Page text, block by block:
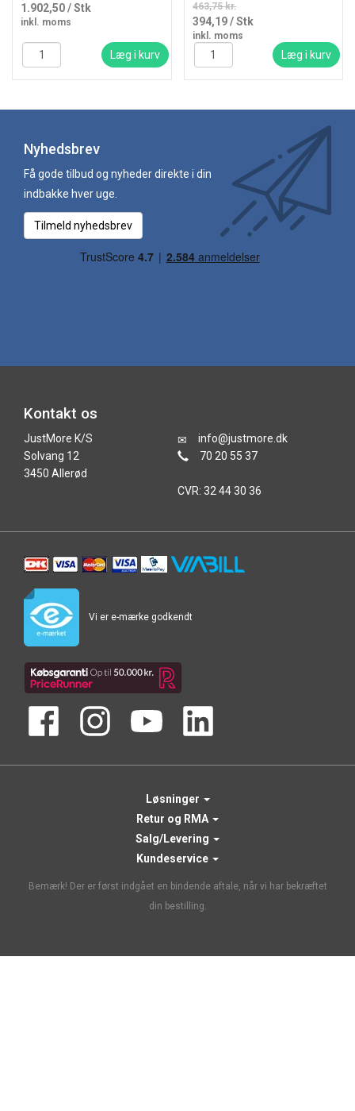
1.902,50/ Stk
inkl. moms
Læg i kurv
463,75 kr.
394,19/ Stk
inkl. moms
Læg i kurv
Nyhedsbrev
Få gode tilbud og nyheder direkte i din
indbakke hver uge.
Tilmeld nyhedsbrev
Kontakt os
JustMore K/S
Solvang 12
3450 Allerød
info@justmore.dk
70 20 55 37
CVR: 32 44 30 36
Vi er e-mærke godkendt
Løsninger
Retur og RMA
Salg/Levering
Kundeservice
Bemærk! Der er først indgået en bindende aftale, når vi har bekræftet
din bestilling.